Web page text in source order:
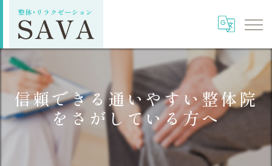
信頼できる通いやすい整体院
をさがしている方へ